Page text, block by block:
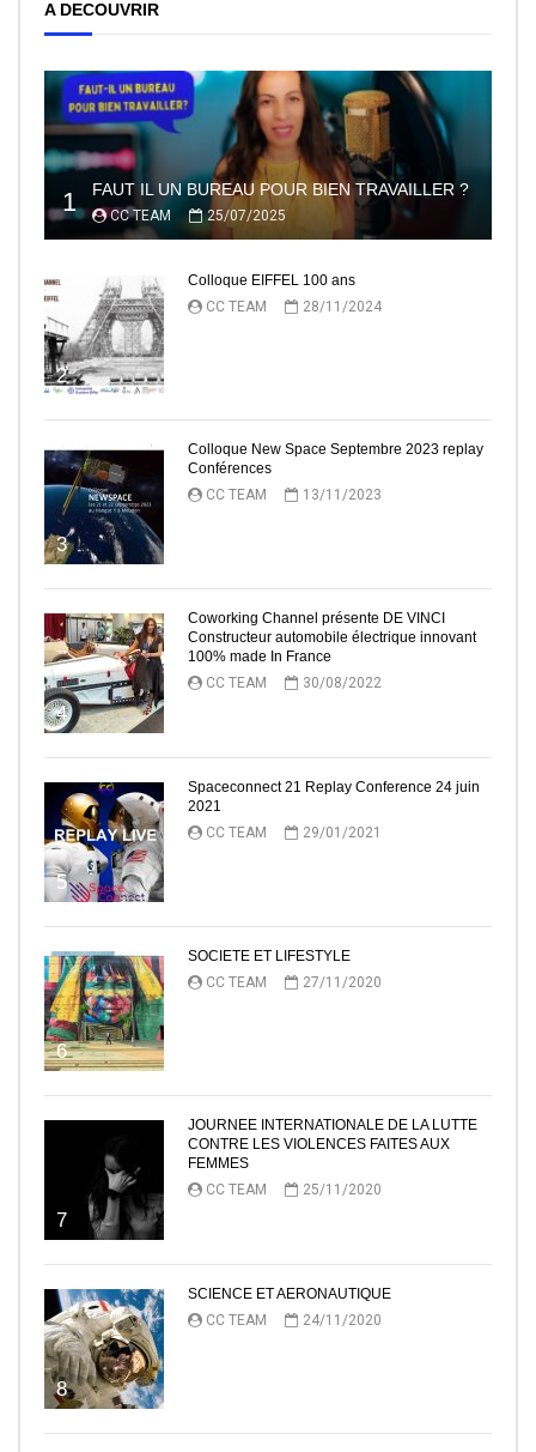
A DECOUVRIR
1 FAUT IL UN BUREAU POUR BIEN TRAVAILLER ?
CC TEAM 25/07/2025
2
Colloque EIFFEL 100 ans
CC TEAM
28/11/2024
3
Colloque New Space Septembre 2023 replay
Conférences
CC TEAM
13/11/2023
4
Coworking Channel présente DE VINCI
Constructeur automobile électrique innovant
100% made In France
CC TEAM
30/08/2022
5
Spaceconnect 21 Replay Conference 24 juin
2021
CC TEAM
29/01/2021
6
SOCIETE ET LIFESTYLE
CC TEAM
27/11/2020
7
JOURNEE INTERNATIONALE DE LA LUTTE
CONTRE LES VIOLENCES FAITES AUX
FEMMES
CC TEAM
25/11/2020
8
SCIENCE ET AERONAUTIQUE
CC TEAM
24/11/2020